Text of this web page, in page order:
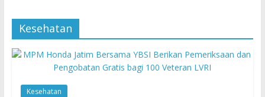
Kesehatan
Kesehatan